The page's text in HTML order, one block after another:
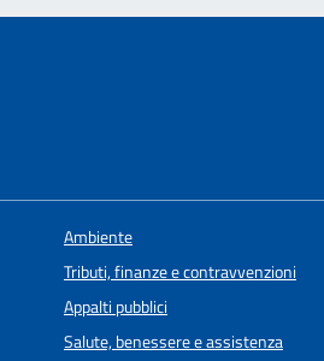
Ambiente
Tributi, finanze e contravvenzioni
Appalti pubblici
Salute, benessere e assistenza